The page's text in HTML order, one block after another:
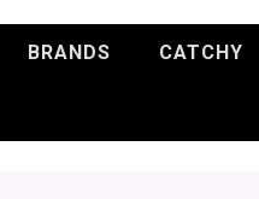
BRANDS CATCHY